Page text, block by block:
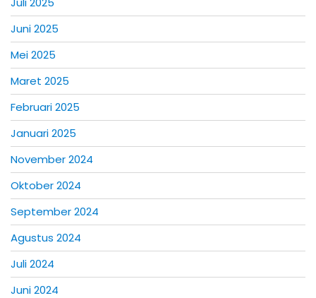
Juni 2025
Mei 2025
Maret 2025
Februari 2025
Januari 2025
November 2024
Oktober 2024
September 2024
Agustus 2024
Juli 2024
Juni 2024